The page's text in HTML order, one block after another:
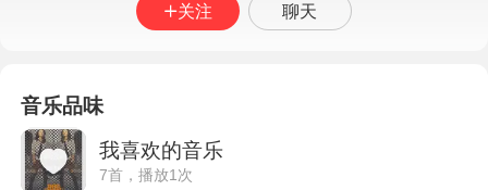
关注 聊天
音乐品味
我喜欢的音乐
7首，播放1次